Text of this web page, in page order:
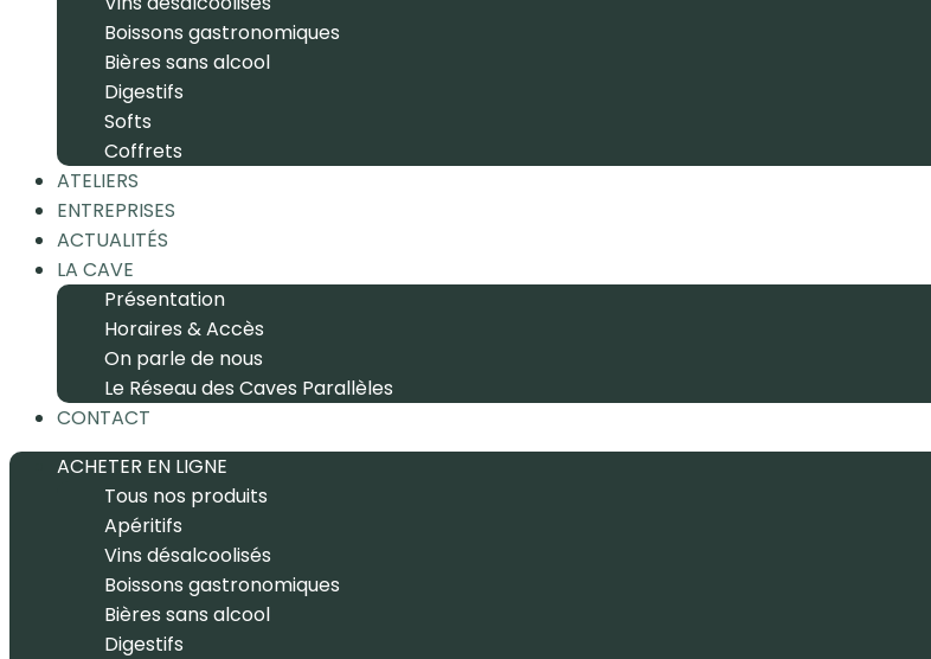
Boissons gastronomiques
Bières sans alcool
Digestifs
Softs
Coffrets
ATELIERS
ENTREPRISES
ACTUALITÉS
LA CAVE
Présentation
Horaires & Accès
On parle de nous
Le Réseau des Caves Parallèles
CONTACT
ACHETER EN LIGNE
Tous nos produits
Apéritifs
Vins désalcoolisés
Boissons gastronomiques
Bières sans alcool
Digestifs